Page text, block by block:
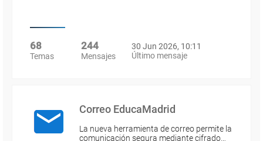
68
Temas
244
Mensajes
30 Jun 2026, 10:11
Último mensaje
Correo EducaMadrid
La nueva herramienta de correo permite la
comunicación segura mediante cifrado…